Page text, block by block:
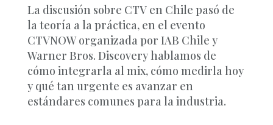
La discusión sobre CTV en Chile pasó de
la teoría a la práctica, en el evento
CTVNOW organizada por IAB Chile y
Warner Bros. Discovery hablamos de
cómo integrarla al mix, cómo medirla hoy
y qué tan urgente es avanzar en
estándares comunes para la industria.